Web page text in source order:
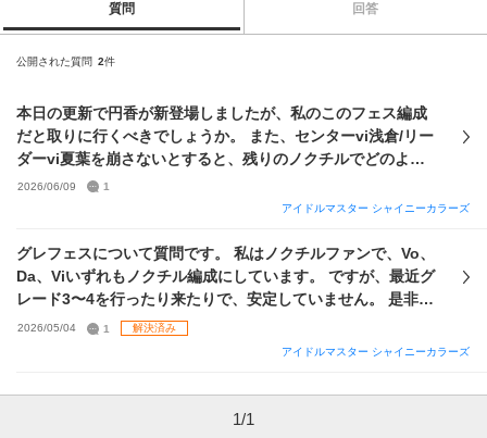
質問 回答
公開された質問 2件
本日の更新で円香が新登場しましたが、私のこのフェス編成
だと取りに行くべきでしょうか。 また、センターvi浅倉/リー
ダーvi夏葉を崩さないとすると、残りのノクチルでどのよう
に組むのが最善てしょうか。 補足：現在のジュエルは14.4万
程 S-SSRはVoDaViそれぞれ強い（と思われる）ものを2〜3
つり雛菜
2026/06/09
1
アイドルマスター シャイニーカラーズ
グレフェスについて質問です。 私はノクチルファンで、Vo、
Da、Viいずれもノクチル編成にしています。 ですが、最近グ
レード3〜4を行ったり来たりで、安定していません。 是非と
もグレード4に安定、最終的にはそれ以上を目指すために、自
分の手持ちの中でVo、Da、Viノクチルを組むならこうする、
するときのサポートSSRの編成・おすすめの未所持ノクチル
P-SSRについてもアドバイスを頂きたいです。 よろしくお願
2026/05/04 1
解決済み
アイドルマスター シャイニーカラーズ
1/1